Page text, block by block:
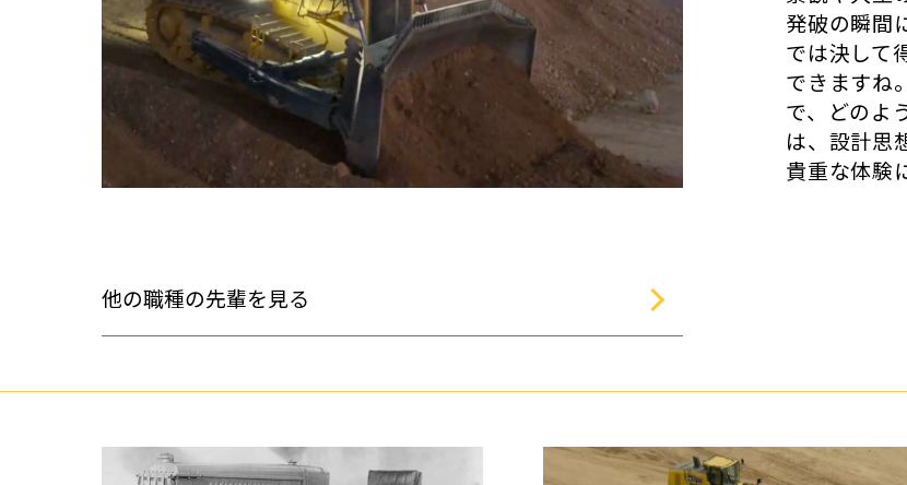
発破の瞬間
では決して
できますね
で、どのよ
は、設計思
貴重な体験
他の職種の先輩を見る